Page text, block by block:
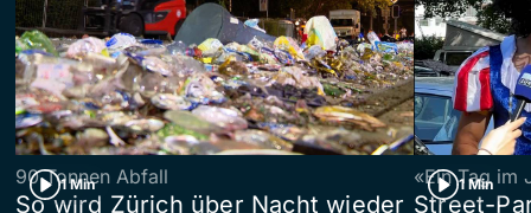
1 Min
90 Tonnen Abfall
So wird Zürich über Nacht wieder
1 Min
«Ein Tag im
Street-